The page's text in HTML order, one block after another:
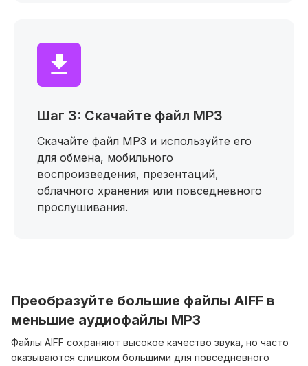
Шаг 3: Скачайте файл MP3
Скачайте файл MP3 и используйте его
для обмена, мобильного
воспроизведения, презентаций,
облачного хранения или повседневного
прослушивания.
Преобразуйте большие файлы AIFF в
меньшие аудиофайлы MP3
Файлы AIFF сохраняют высокое качество звука, но часто
оказываются слишком большими для повседневного